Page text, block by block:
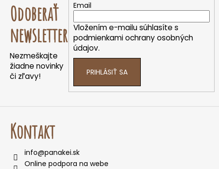
Odoberať
newsletter
Nezmeškajte
žiadne novinky
či zľavy!
Email
Vložením e-mailu súhlasíte s
podmienkami ochrany osobných
údajov.
PRIHLÁSIŤ SA
Kontakt
info@panakei.sk
Online podpora na webe